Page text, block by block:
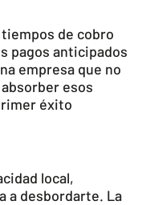
de cobro
pagos anticipados
empresa que no
esos
éxito
local,
a desbordarte. La